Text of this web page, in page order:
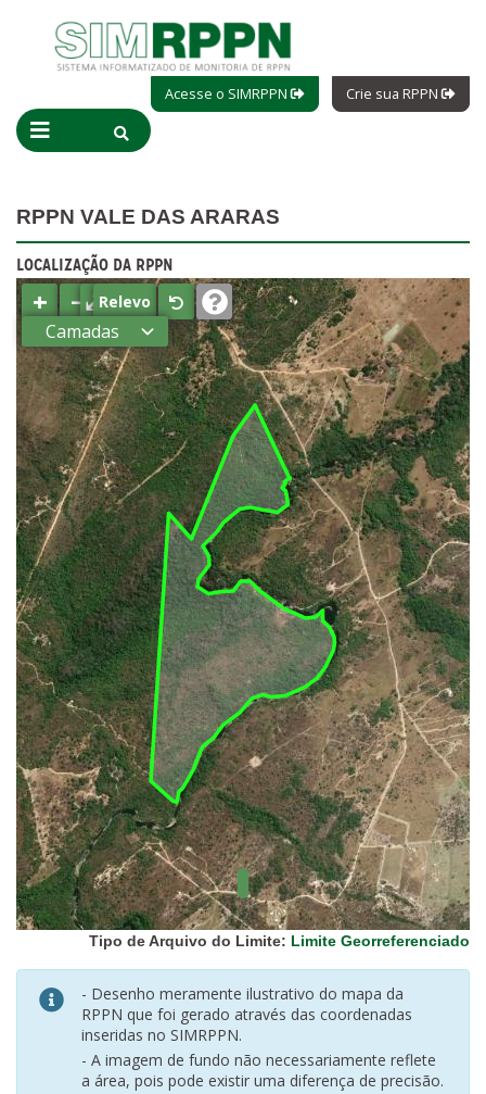
Acesse o SIMRPPN Crie sua RPPN
RPPN VALE DAS ARARAS
LOCALIZAÇÃO DA RPPN
+ −⤢Relevo
Camadas
Estados
Municípios
Terras
indígenas
(FUNAI)
UC Federal
UC Estaduais
UC
Municipais
Hidrografia
1:1.000.000
(ANA)
Biomas
(IBGE)
Vegetação
(IBGE)
Rodovias
(IBGE)
Relevo
(IBGE)
Tipo de Arquivo do Limite: Limite Georreferenciado
- Desenho meramente ilustrativo do mapa da
RPPN que foi gerado através das coordenadas
inseridas no SIMRPPN.
- A imagem de fundo não necessariamente reflete
a área, pois pode existir uma diferença de precisão.